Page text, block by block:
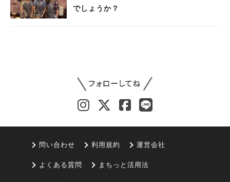
でしょうか？
問い合わせ 利用規約 運営会社
よくある質問 まちっと活用法